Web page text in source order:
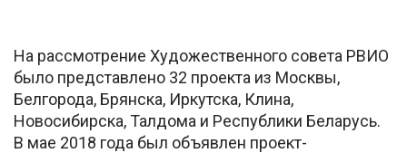
На рассмотрение Художественного совета РВИО
было представлено 32 проекта из Москвы,
Белгорода, Брянска, Иркутска, Клина,
Новосибирска, Талдома и Республики Беларусь.
В мае 2018 года был объявлен проект-